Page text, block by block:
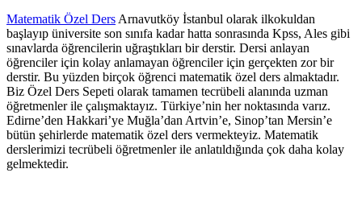
Matematik Özel Ders Arnavutköy İstanbul olarak ilkokuldan
başlayıp üniversite son sınıfa kadar hatta sonrasında Kpss, Ales gibi
sınavlarda öğrencilerin uğraştıkları bir derstir. Dersi anlayan
öğrenciler için kolay anlamayan öğrenciler için gerçekten zor bir
derstir. Bu yüzden birçok öğrenci matematik özel ders almaktadır.
Biz Özel Ders Sepeti olarak tamamen tecrübeli alanında uzman
öğretmenler ile çalışmaktayız. Türkiye’nin her noktasında varız.
Edirne’den Hakkari’ye Muğla’dan Artvin’e, Sinop’tan Mersin’e
bütün şehirlerde matematik özel ders vermekteyiz. Matematik
derslerimizi tecrübeli öğretmenler ile anlatıldığında çok daha kolay
gelmektedir.